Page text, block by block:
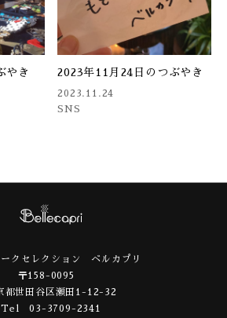
やき 2023年11月24日のつぶやき
2023.11.24
SNS
ークセレクション ベルカプリ
〒158-0095
都世田谷区瀬田1-12-32
Tel 03-3709-2341